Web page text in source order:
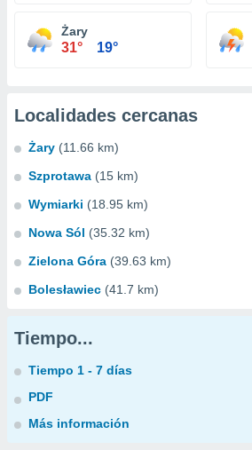
Żary
31° 19°
Localidades cercanas
Żary (11.66 km)
Szprotawa (15 km)
Wymiarki (18.95 km)
Nowa Sól (35.32 km)
Zielona Góra (39.63 km)
Bolesławiec (41.7 km)
Tiempo...
Tiempo 1 - 7 días
PDF
Más información